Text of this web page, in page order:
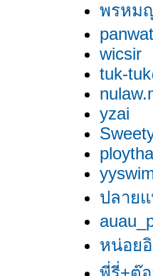
พรหม
panwat
wicsir
tuk-
yzai
ปลาย
หน่อย